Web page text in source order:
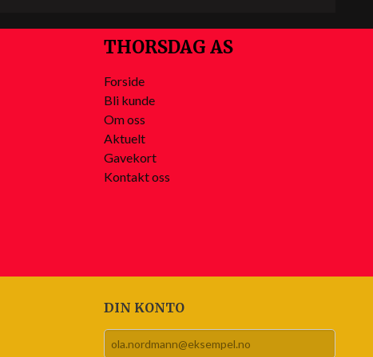
THORSDAG AS
Forside
Bli kunde
Om oss
Aktuelt
Gavekort
Kontakt oss
DIN KONTO